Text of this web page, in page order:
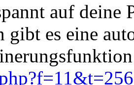
auf deine
gibt es eine